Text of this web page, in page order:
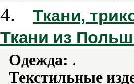
4.
Ткани,
Ткани из
Одежда: .
Текстильные